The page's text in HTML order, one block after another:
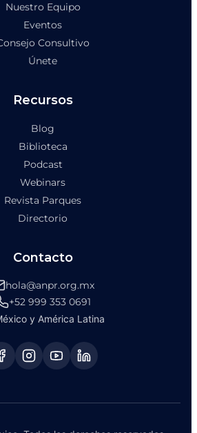
Nuestro Equipo
Eventos
Consultivo
Únete
Recursos
Blog
Biblioteca
Podcast
Webinars
Revista Parques
Directorio
Contacto
hola@anpr.org.mx
+52 999 353 0691
y América Latina